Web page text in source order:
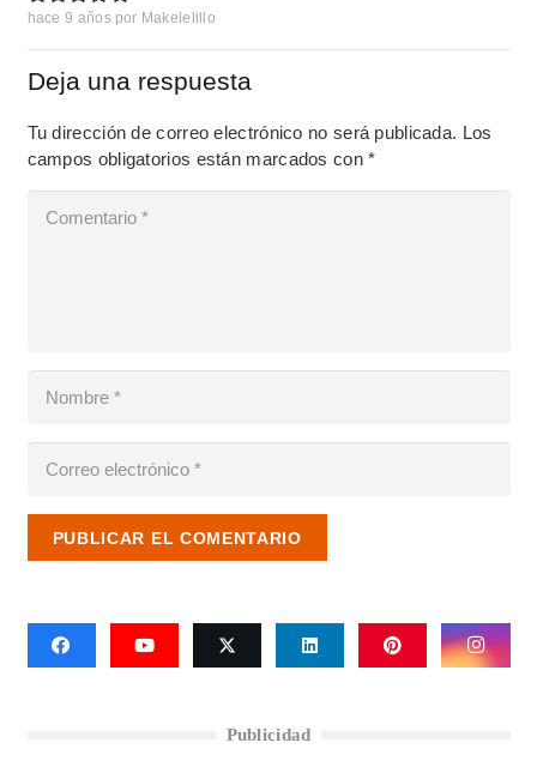
hace 9 años por Makelelillo
Deja una respuesta
Tu dirección de correo electrónico no será publicada. Los
campos obligatorios están marcados con*
PUBLICAR EL COMENTARIO
Publicidad